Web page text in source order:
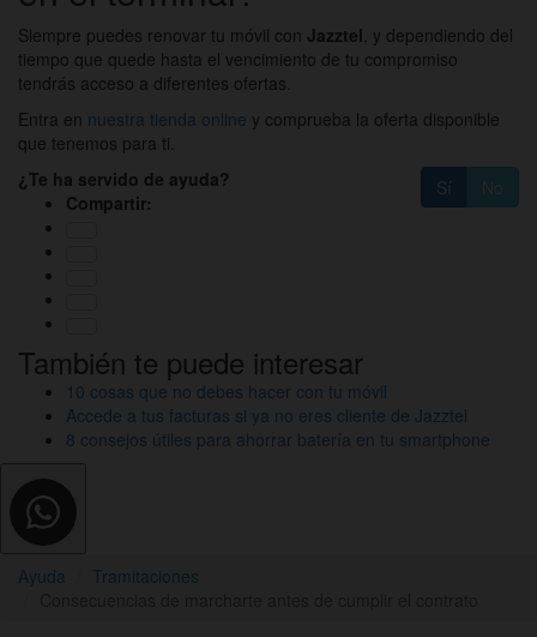
Siempre puedes renovar tu móvil con Jazztel, y dependiendo del
tiempo que quede hasta el vencimiento de tu compromiso
tendrás acceso a diferentes ofertas.
Entra en nuestra tienda online y comprueba la oferta disponible
que tenemos para ti.
¿Te ha servido de ayuda?
Sí No
Compartir:
También te puede interesar
10 cosas que no debes hacer con tu móvil
Accede a tus facturas si ya no eres cliente de Jazztel
8 consejos útiles para ahorrar batería en tu smartphone
Ayuda
Tramitaciones